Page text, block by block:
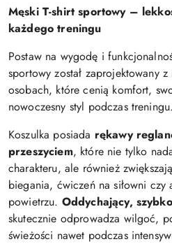
Męski T-shirt sportowy –
każdego treningu
Postaw na wygodę i
sportowy został zaprojektowany
osobach, które cenią komfort,
nowoczesny styl podczas treningu.
Koszulka posiada rękawy
przeszyciem, które nie tylko
charakteru, ale również
biegania, ćwiczeń na siłowni czy
powietrzu. Oddychający,
skutecznie odprowadza wilgoć,
świeżości nawet podczas